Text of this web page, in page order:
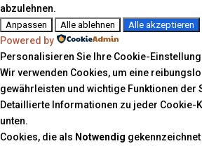
abzulehnen.
Anpassen Alle ablehnen Alle akzeptieren
Powered by
Personalisieren Sie Ihre Cookie-
Wir verwenden Cookies, um eine
gewährleisten und wichtige Funktionen der
Detaillierte Informationen zu jeder Cookie-
unten.
Cookies, die als Notwendig